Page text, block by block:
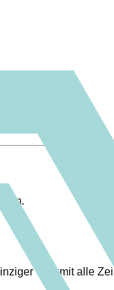
Commit alle